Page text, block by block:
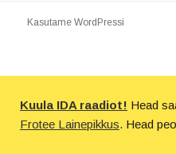
Kasutame WordPressi
Kuula IDA raadiot! Head
Frotee Lainepikkus. Head